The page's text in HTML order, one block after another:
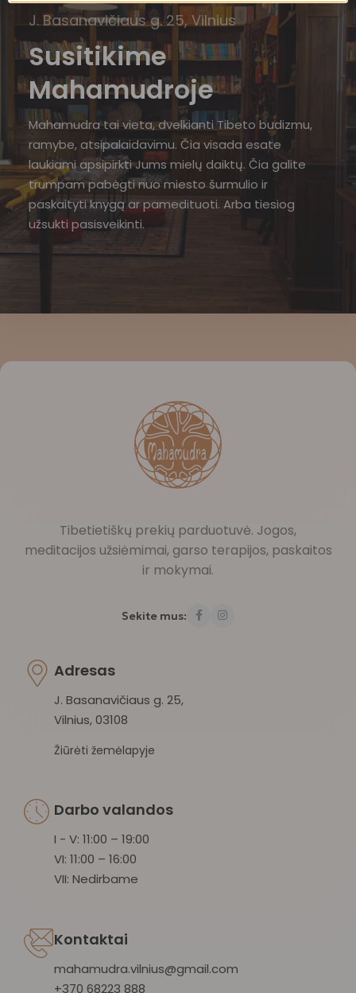
J. Basanavičiaus g. 25, Vilnius
Susitikime
Mahamudroje
Mahamudra tai vieta, dvelkianti Tibeto budizmu,
ramybe, atsipalaidavimu. Čia visada esate
laukiami apsipirkti Jums mielų daiktų. Čia galite
trumpam pabėgti nuo miesto šurmulio ir
paskaityti knygą ar pamedituoti. Arba tiesiog
užsukti pasisveikinti.
Tibetietiškų prekių parduotuvė. Jogos,
meditacijos užsiėmimai, garso terapijos, paskaitos
ir mokymai.
Sekite mus:
Adresas
J. Basanavičiaus g. 25,
Vilnius, 03108
Žiūrėti žemėlapyje
Darbo valandos
I - V: 11:00 – 19:00
VI: 11:00 – 16:00
VII: Nedirbame
Kontaktai
mahamudra.vilnius@gmail.com
+370 68223 888